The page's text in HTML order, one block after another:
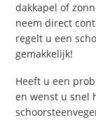
dakkapel of
neem direct
regelt u een
gemakkelijk!
Heeft u een
en wenst u snel